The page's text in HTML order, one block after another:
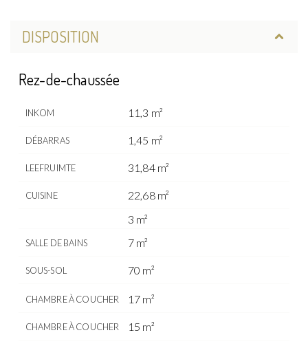
DISPOSITION
Rez-de-chaussée
INKOM 11,3 m²
DÉBARRAS 1,45 m²
LEEFRUIMTE 31,84 m²
CUISINE
22,68 m²
3 m²
SALLE DE BAINS 7 m²
SOUS-SOL 70 m²
CHAMBRE À COUCHER 17 m²
CHAMBRE À COUCHER 15 m²